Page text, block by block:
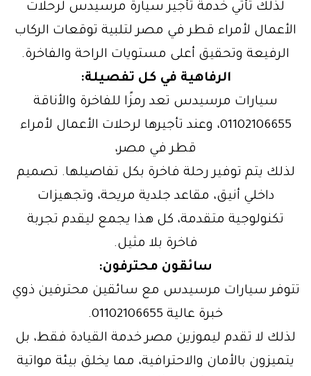
لذلك تأتي خدمة تأجير سيارة مرسيدس لرحلات
الأعمال لأمراء قطر في مصر لتلبية توقعات الركاب
الرفيعة وتحقيق أعلى مستويات الراحة والفاخرة.
الرفاهية في كل تفصيلة:
سيارات مرسيدس تعد رمزًا للفاخرة والأناقة
01102106655، وعند تأجيرها لرحلات الأعمال لأمراء
قطر في مصر،
لذلك يتم توفير رحلة فاخرة بكل تفاصيلها. تصميم
داخلي أنيق، مقاعد جلدية مريحة، وتجهيزات
تكنولوجية متقدمة، كل هذا يجمع ليقدم تجربة
فاخرة بلا مثيل.
سائقون محترفون:
تتوفر سيارات مرسيدس مع سائقين محترفين ذوي
خبرة عالية 01102106655.
لذلك لا تقدم ليموزين مصر خدمة القيادة فقط، بل
يتميزون بالأمان والاحترافية، مما يخلق بيئة مواتية